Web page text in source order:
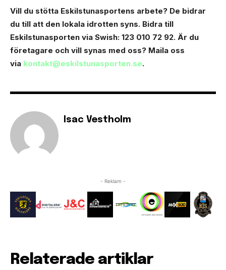
Vill du stötta Eskilstunasportens arbete? Dе bidrar
du till att den lokala idrotten syns. Bidra till
Eskilstunasporten via Swish: 123 010 72 92. Är du
företagare och vill synas med oss? Maila oss
via kontakt@eskilstunasporten.se.
Isac Vestholm
- Reklam -
Relaterade artiklar